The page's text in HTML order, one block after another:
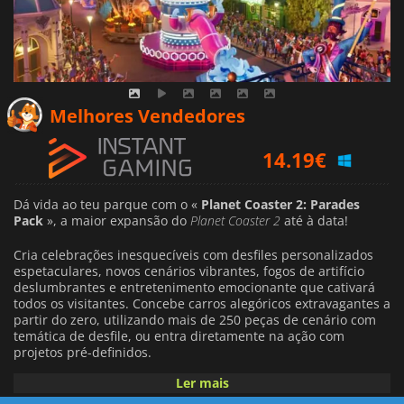
Melhores Vendedores
14.62€
16.71€
Dá vida ao teu parque com o « Planet Coaster 2: Parades
Pack », a maior expansão do Planet Coaster 2 até à data!
Cria celebrações inesquecíveis com desfiles personalizados
espetaculares, novos cenários vibrantes, fogos de artifício
deslumbrantes e entretenimento emocionante que cativará
todos os visitantes. Concebe carros alegóricos extravagantes a
partir do zero, utilizando mais de 250 peças de cenário com
temática de desfile, ou entra diretamente na ação com
projetos pré-definidos.
Planeie e programe os seus desfiles exatamente como quiser.
Ler mais